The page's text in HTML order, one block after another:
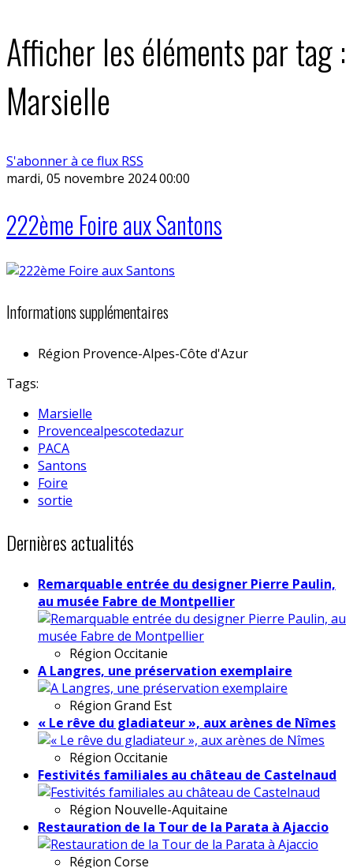
Afficher les éléments par tag :
Marsielle
S'abonner à ce flux RSS
mardi, 05 novembre 2024 00:00
222ème Foire aux Santons
Informations supplémentaires
Région Provence-Alpes-Côte d'Azur
Tags:
Marsielle
Provencealpescotedazur
PACA
Santons
Foire
sortie
Dernières actualités
Remarquable entrée du designer Pierre Paulin,
au musée Fabre de Montpellier
Région Occitanie
A Langres, une préservation exemplaire
Région Grand Est
« Le rêve du gladiateur », aux arènes de Nîmes
Région Occitanie
Festivités familiales au château de Castelnaud
Région Nouvelle-Aquitaine
Restauration de la Tour de la Parata à Ajaccio
Région Corse